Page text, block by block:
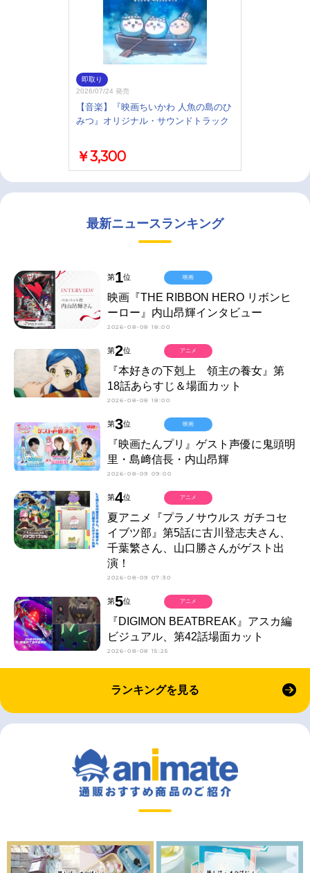
即取り
2026/07/24 発売
【音楽】『映画ちいかわ 人魚の島のひ
みつ』オリジナル・サウンドトラック
￥3,300
最新ニュースランキング
第1位
映画『THE RIBBON HERO リボンヒ
ーロー』内山昂輝インタビュー
2026-08-08 18:00
映画
第2位
『本好きの下剋上 領主の養女』第
18話あらすじ＆場面カット
2026-08-08 18:00
アニメ
第3位
『映画たんプリ』ゲスト声優に鬼頭明
里・島﨑信長・内山昂輝
2026-08-09 09:00
映画
第4位
夏アニメ『プラノサウルス ガチコセ
イブツ部』第5話に古川登志夫さん、
千葉繁さん、山口勝さんがゲスト出
演！
2026-08-09 07:30
アニメ
第5位
『DIGIMON BEATBREAK』アスカ編
ビジュアル、第42話場面カット
2026-08-08 15:25
アニメ
ランキングを見る